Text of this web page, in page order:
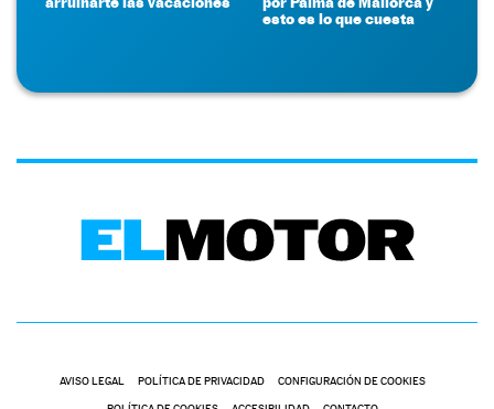
esto es lo que cuesta
AVISO LEGAL POLÍTICA DE PRIVACIDAD CONFIGURACIÓN DE COOKIES